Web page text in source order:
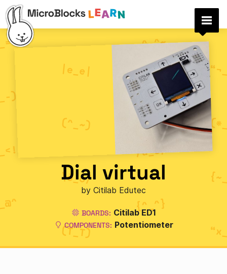
Dial virtual
by Citilab Edutec
BOARDS: Citilab ED1
COMPONENTS: Potentiometer